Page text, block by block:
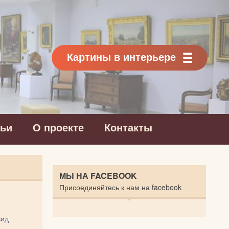
Картины в интерьере
О проекте Контакты
МЫ НА FACEBOOK
Присоединяйтесь к нам на facebook